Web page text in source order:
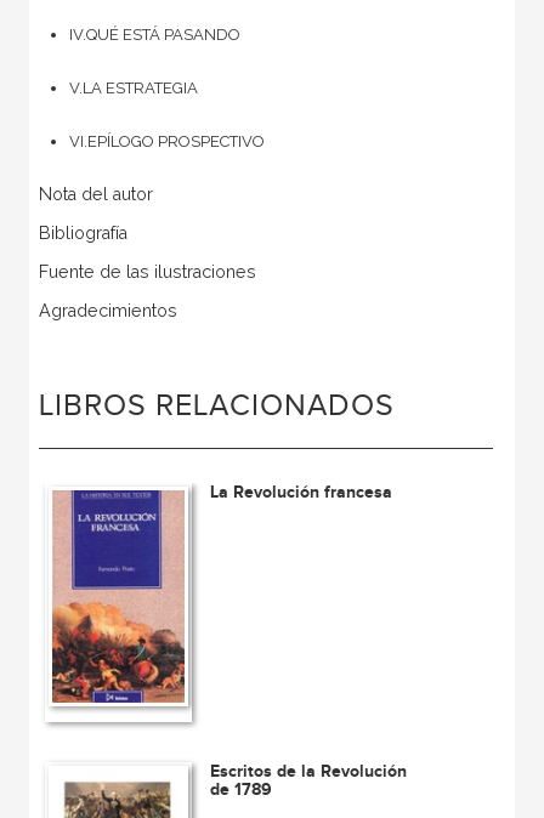
IV.QUÉ ESTÁ PASANDO
V.LA ESTRATEGIA
VI.EPÍLOGO PROSPECTIVO
Nota del autor
Bibliografía
Fuente de las ilustraciones
Agradecimientos
LIBROS RELACIONADOS
La Revolución francesa
Escritos de la Revolución
de 1789